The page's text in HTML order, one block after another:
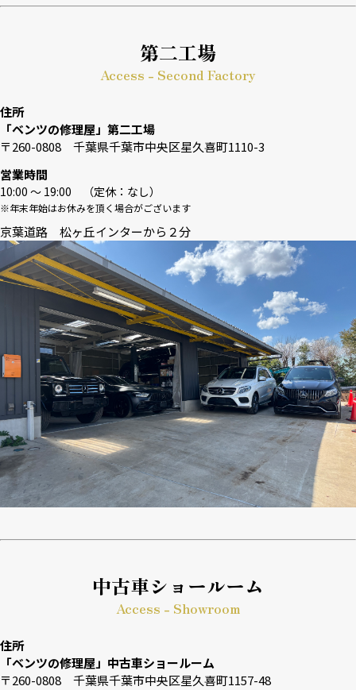
第二工場
Access - Second Factory
住所
「ベンツの修理屋」第二工場
〒260-0808 千葉県千葉市中央区星久喜町1110-3
営業時間
10:00 〜 19:00 （定休：なし）
※年末年始はお休みを頂く場合がございます
京葉道路 松ヶ丘インターから２分
中古車ショールーム
Access - Showroom
住所
「ベンツの修理屋」中古車ショールーム
〒260-0808 千葉県千葉市中央区星久喜町1157-48